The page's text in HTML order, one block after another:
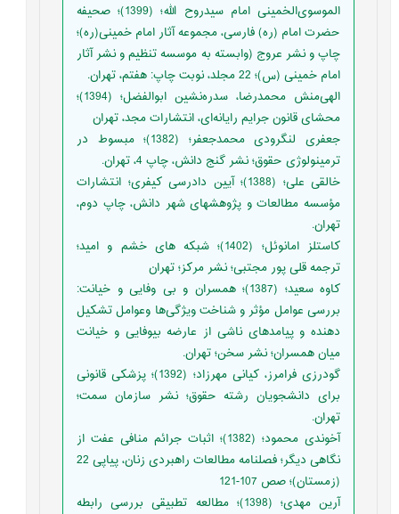
الموسوی‌الخمینی امام سیدروح الله؛ (1399)؛ صحیفه
حضرت امام (ره) فارسی، مجموعه آثار امام خمینی(ره)؛
چاپ و نشر عروج (وابسته به موسسه تنظیم و نشر آثار
امام خمینی (س)؛ 22 مجلد، نوبت چاپ: هفتم، تهران.
الهی‌منش محمدرضا، سدره‌نشین ابوالفضل؛ (1394)؛
محشای قانون جرایم رایانه‌ای، انتشارات مجد، تهران
جعفری لنگرودی محمدجعفر؛ (1382)؛ مبسوط در
ترمینولوژی حقوق؛ نشر گنج دانش، چاپ 4، تهران.
خالقی علی؛ (1388)؛ آیین دادرسی کیفری؛ انتشارات
مؤسسه مطالعات و پژوهشهای شهر دانش، چاپ دوم،
تهران.
کاستلز امانوئل؛ (1402)؛ شبکه های خشم و امید؛
ترجمه قلی پور مجتبی؛ نشر مرکز؛ تهران
کاوه سعید؛ (1387)؛ همسران و بی وفایی و خیانت:
بررسی عوامل مؤثر و شناخت ویژگی‌ها وعوامل تشکیل
دهنده و پیامدهای ناشی از عارضه بیوفایی و خیانت
میان همسران؛ نشر سخن؛ تهران.
گودرزی فرامرز، کیانی مهرزاد؛ (1392)؛ پزشکی قانونی
برای دانشجویان رشته حقوق؛ نشر سازمان سمت؛
تهران.
آخوندی محمود؛ (1382)؛ اثبات جرائم منافی عفت از
نگاهی دیگر؛ فصلنامه مطالعات راهبردی زنان، پیاپی 22
(زمستان)؛ صص 107-121
آرین مهدی؛ (1398)؛ مطالعه تطبیقی بررسی رابطه